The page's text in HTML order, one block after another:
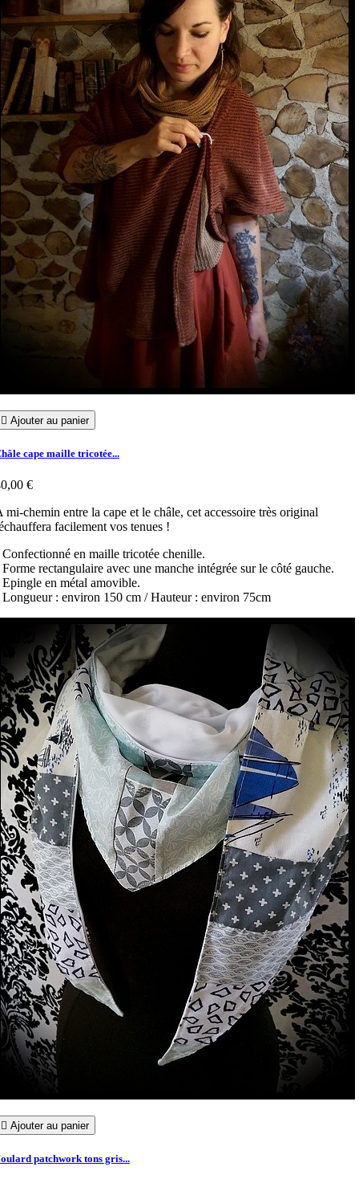
 Ajouter au panier
cape maille tricotée...
€
mi-chemin entre la cape et le châle, cet accessoire très original
facilement vos tenues !
Confectionné en maille tricotée chenille.
Forme rectangulaire avec une manche intégrée sur le côté gauche.
Epingle en métal amovible.
Longueur : environ 150 cm / Hauteur : environ 75cm
 Ajouter au panier
patchwork tons gris...